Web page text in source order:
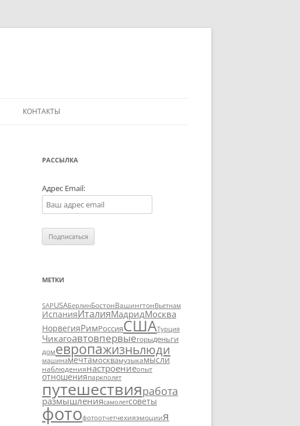
КОНТАКТЫ
РАССЫЛКА
Адрес Email:
МЕТКИ
SAPUSAБерлинБостонВашингтонВьетнам
ИспанияИталияМадридМосква
НорвегияРимРоссияСШАТурция
Чикагоавтовпервыегорыденьги
домевропажизньлюди
машинамечтамосквамузыкамысли
наблюдениянастроениеопыт
отношенияпаркполет
путешествияработа
размышлениясамолетсоветы
фотофотоотчетчехияэмоциия